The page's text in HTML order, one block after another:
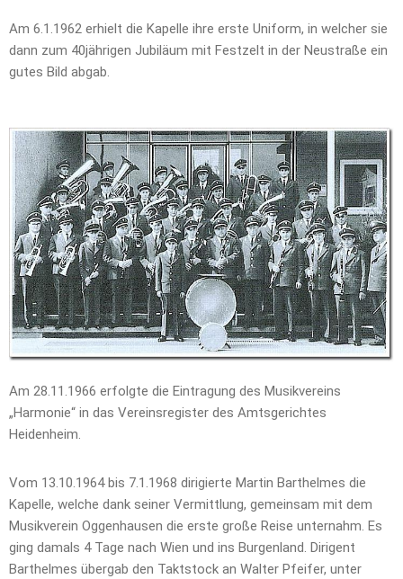
Am 6.1.1962 erhielt die Kapelle ihre erste Uniform, in welcher sie
dann zum 40jährigen Jubiläum mit Festzelt in der Neustraße ein
gutes Bild abgab.
Am 28.11.1966 erfolgte die Eintragung des Musikvereins
„Harmonie“ in das Vereinsregister des Amtsgerichtes
Heidenheim.
Vom 13.10.1964 bis 7.1.1968 dirigierte Martin Barthelmes die
Kapelle, welche dank seiner Vermittlung, gemeinsam mit dem
Musikverein Oggenhausen die erste große Reise unternahm. Es
ging damals 4 Tage nach Wien und ins Burgenland. Dirigent
Barthelmes übergab den Taktstock an Walter Pfeifer, unter